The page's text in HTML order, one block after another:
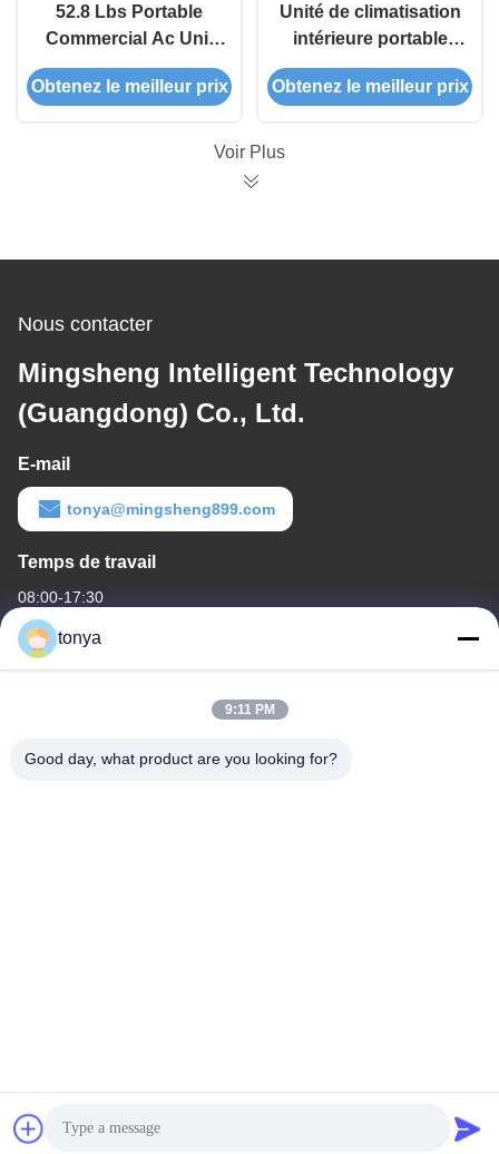
52.8 Lbs Portable
Commercial Ac Unit
Haute efficacité de
transfert de chaleur
Obtenez le meilleur prix
Unité de climatisation
intérieure portable
réglable par
thermostat
les ateliers industriels
Obtenez le meilleur prix
Voir Plus
Nous contacter
Mingsheng Intelligent Technology
(Guangdong) Co., Ltd.
E-mail
tonya@mingsheng899.com
Temps de travail
08:00-17:30
Notre adresse
Une de "Non".2, rue Wende Quatrième, quartier de
Politique de confidentialité
tonya
9:11 PM
Good day, what product are you looking for?